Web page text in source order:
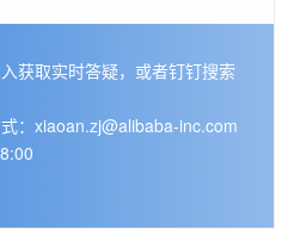
获取实时答疑，或者钉钉搜索
：xiaoan.zj@alibaba-inc.com